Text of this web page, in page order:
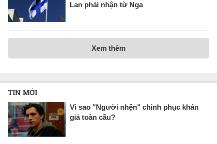
Lan phải nhận từ Nga
Xem thêm
TIN MỚI
Vì sao "Người nhện" chinh phục khán
giả toàn cầu?